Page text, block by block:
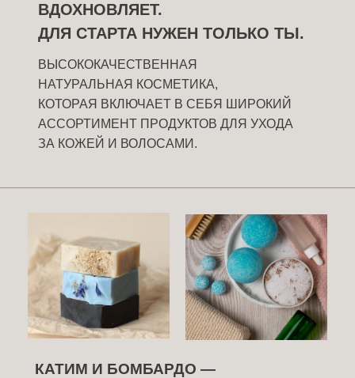
ВЫСОКОКАЧЕСТВЕННАЯ
НАТУРАЛЬНАЯ КОСМЕТИКА,
КОТОРАЯ ВКЛЮЧАЕТ В СЕБЯ ШИРОКИЙ
АССОРТИМЕНТ ПРОДУКТОВ ДЛЯ УХОДА
ЗА КОЖЕЙ И ВОЛОСАМИ.
ВДОХНОВЛЯЕТ.
ДЛЯ СТАРТА НУЖЕН ТОЛЬКО ТЫ.
КАТИМ И БОМБАРДО —